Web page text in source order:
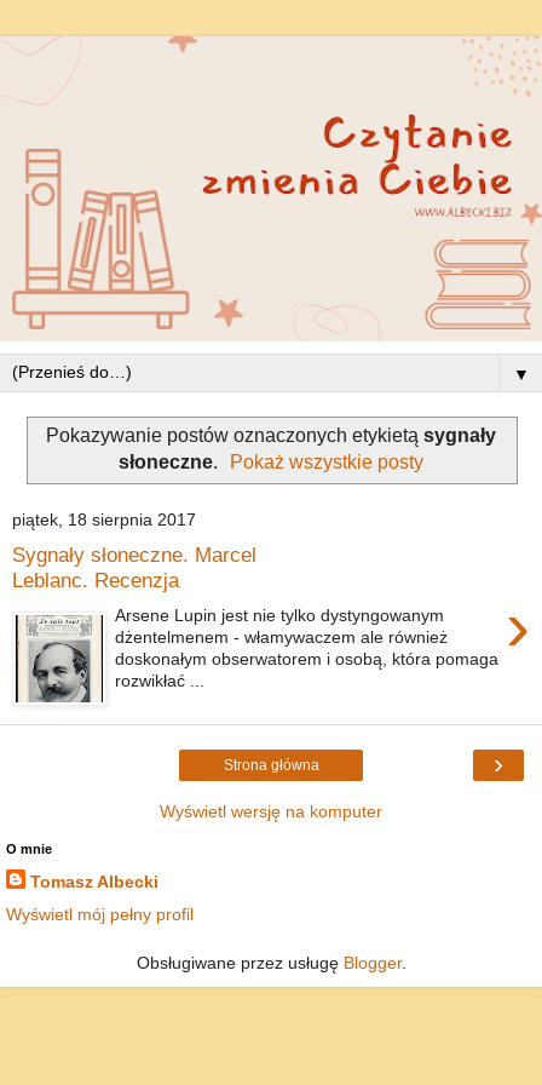
▼
Pokazywanie postów oznaczonych etykietą sygnały
słoneczne. Pokaż wszystkie posty
piątek, 18 sierpnia 2017
Sygnały słoneczne. Marcel
Leblanc. Recenzja
›
Arsene Lupin jest nie tylko dystyngowanym
dżentelmenem - włamywaczem ale również
doskonałym obserwatorem i osobą, która pomaga
rozwikłać ...
›
Strona główna
Wyświetl wersję na komputer
O mnie
Tomasz Albecki
Wyświetl mój pełny profil
Obsługiwane przez usługę Blogger.